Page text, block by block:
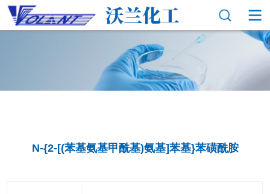
N-{2-[(苯基氨基甲酰基)氨基]苯基}苯磺酰胺